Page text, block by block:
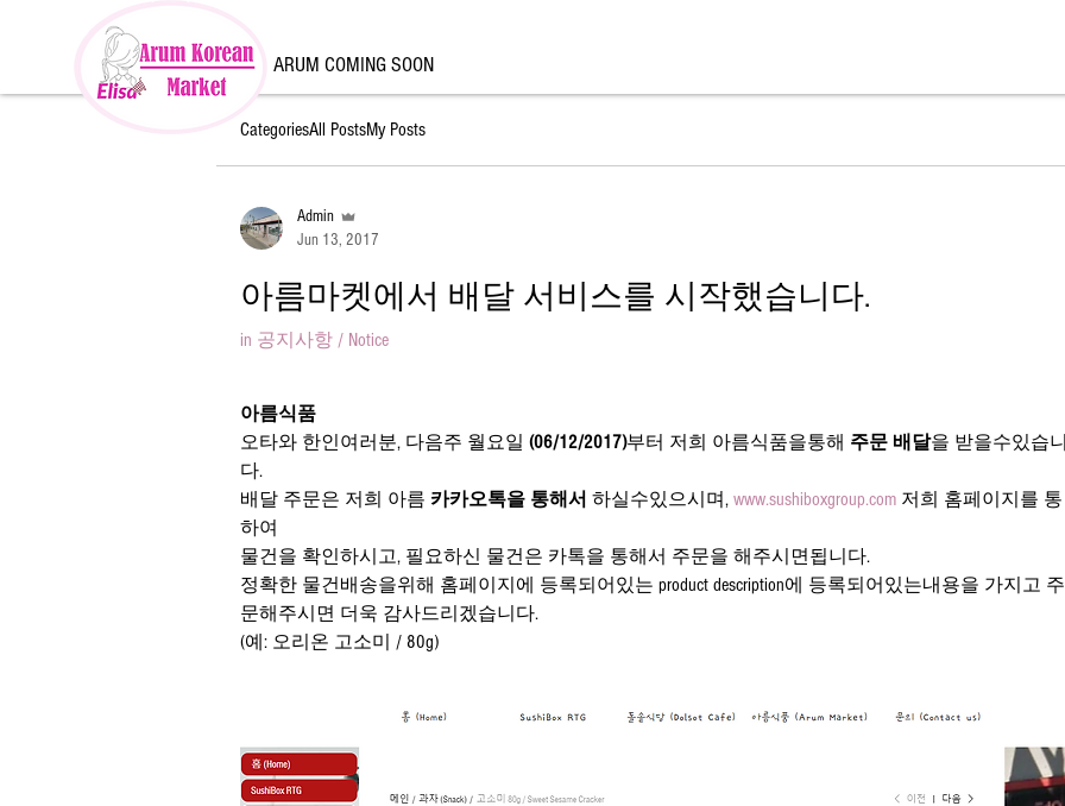
ARUM COMING SOON
CategoriesAll PostsMy Posts
Admin
Jun 13, 2017
아름마켓에서 배달 서비스를 시작했습니다.
in 공지사항 / Notice
아름식품
오타와 한인여러분, 다음주 월요일 (06/12/2017)부터 저희 아름식품을통해 주문 배달을 받을수있습
다.
배달 주문은 저희 아름 카카오톡을 통해서 하실수있으시며, www.sushiboxgroup.com 저희 홈페이지를 통
하여
물건을 확인하시고, 필요하신 물건은 카톡을 통해서 주문을 해주시면됩니다.
정확한 물건배송을위해 홈페이지에 등록되어있는 product description에 등록되어있는내용을 가지고 주
문해주시면 더욱 감사드리겠습니다.
(예: 오리온 고소미 / 80g)